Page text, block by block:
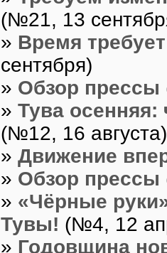
(№21, 13
» Время
сентября)
» Обзор прессы
» Тува осенняя:
(№12, 16 августа)
» Движение
» Обзор прессы
» «Чёрные
Тувы! (№4, 12
» Годовщина